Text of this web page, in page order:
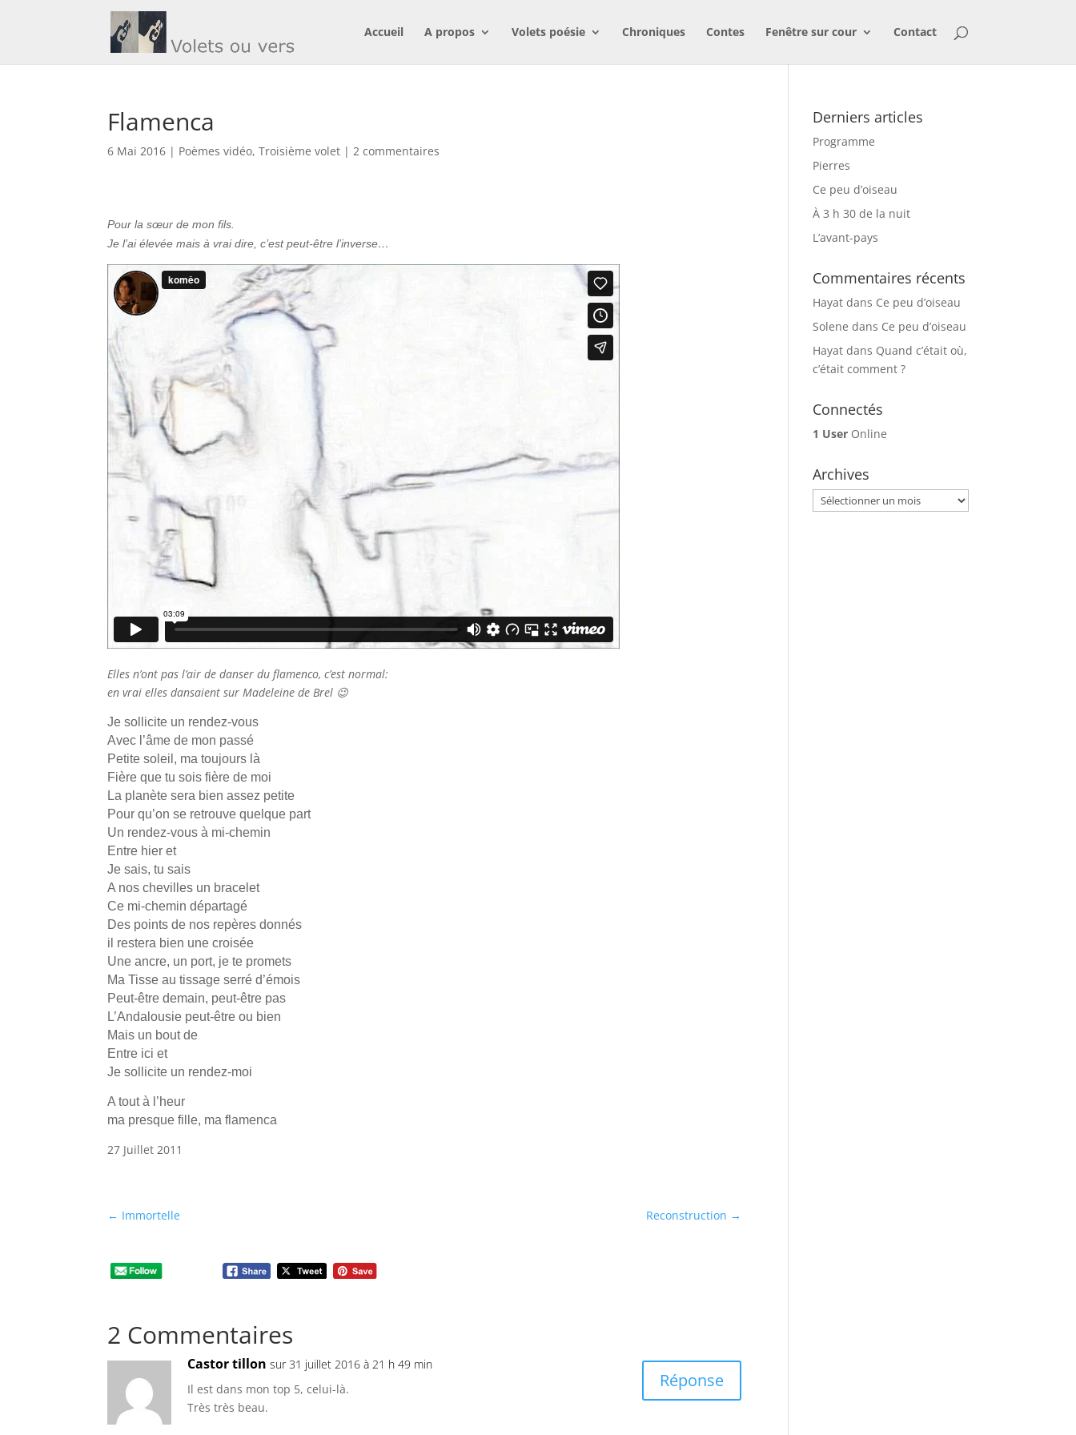
Accueil A propos Volets poésie Chroniques Contes Fenêtre sur cour Contact
Flamenca
6 Mai 2016 | Poèmes vidéo,Troisième volet |2 commentaires
Pour la sœur de mon fils.
Je l’ai élevée mais à vrai dire, c’est peut-être l’inverse…
Elles n’ont pas l’air de danser du flamenco, c’est normal:
en vrai elles dansaient sur Madeleine de Brel 😉
Je sollicite un rendez-vous
Avec l’âme de mon passé
Petite soleil, ma toujours là
Fière que tu sois fière de moi
La planète sera bien assez petite
Pour qu’on se retrouve quelque part
Un rendez-vous à mi-chemin
Entre hier et
Je sais, tu sais
A nos chevilles un bracelet
Ce mi-chemin départagé
Des points de nos repères donnés
il restera bien une croisée
Une ancre, un port, je te promets
Ma Tisse au tissage serré d’émois
Peut-être demain, peut-être pas
L’Andalousie peut-être ou bien
Mais un bout de
Entre ici et
Je sollicite un rendez-moi
A tout à l’heur
ma presque fille, ma flamenca
27 Juillet 2011
← Immortelle Reconstruction →
2 Commentaires
Castor tillon sur 31 juillet 2016 à 21 h 49 min
Il est dans mon top 5, celui-là.
Très très beau.
Réponse
Derniers articles
Programme
Pierres
Ce peu d’oiseau
À 3 h 30 de la nuit
L’avant-pays
Commentaires récents
Hayat dans Ce peu d’oiseau
Solene dans Ce peu d’oiseau
Hayat dans Quand c’était où,
c’était comment ?
Connectés
1 User Online
Archives
Archives